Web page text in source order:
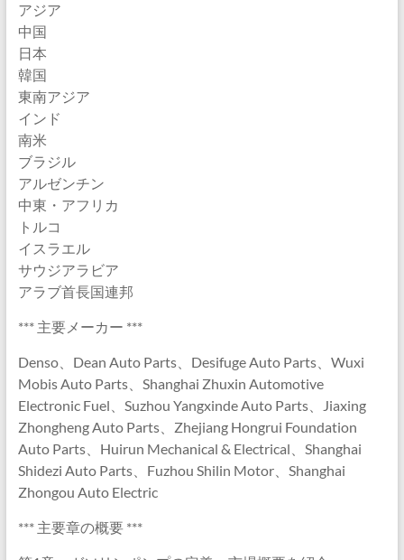
アジア
中国
日本
韓国
東南アジア
インド
南米
ブラジル
アルゼンチン
中東・アフリカ
トルコ
イスラエル
サウジアラビア
アラブ首長国連邦
*** 主要メーカー ***
Denso、Dean Auto Parts、Desifuge Auto Parts、Wuxi
Mobis Auto Parts、Shanghai Zhuxin Automotive
Electronic Fuel、Suzhou Yangxinde Auto Parts、Jiaxing
Zhongheng Auto Parts、Zhejiang Hongrui Foundation
Auto Parts、Huirun Mechanical & Electrical、Shanghai
Shidezi Auto Parts、Fuzhou Shilin Motor、Shanghai
Zhongou Auto Electric
*** 主要章の概要 ***